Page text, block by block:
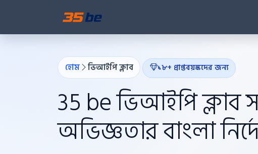
হোম ভিআইপি ক্লাব ১৮+ প্রাপ্তবয়স্কদের জন্য
35 be ভিআইপি ক্লাব
অভিজ্ঞতার বাংলা